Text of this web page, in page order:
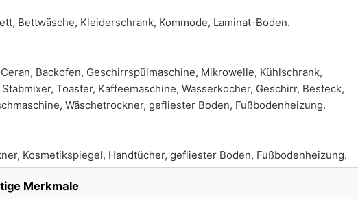
Bettwäsche, Kleiderschrank, Kommode, Laminat-Boden.
Backofen, Geschirrspülmaschine, Mikrowelle, Kühlschrank,
Toaster, Kaffeemaschine, Wasserkocher, Geschirr, Besteck,
Wäschetrockner, gefliester Boden, Fußbodenheizung.
Kosmetikspiegel, Handtücher, gefliester Boden, Fußbodenheizung.
Merkmale